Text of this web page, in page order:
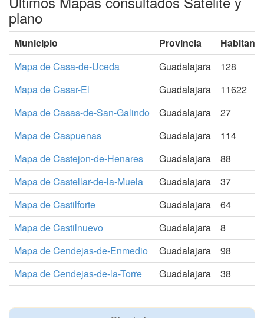
plano
Municipio Provincia
Mapa de Casa-de-Uceda
Guadalajara
128
Mapa de Casar-El
Guadalajara
11622
Mapa de Casas-de-San-Galindo
Guadalajara
27
Mapa de Caspuenas
Guadalajara
114
Mapa de Castejon-de-Henares
Guadalajara
88
Mapa de Castellar-de-la-Muela
Guadalajara
37
Mapa de Castilforte
Guadalajara
64
Mapa de Castilnuevo
Guadalajara
8
Mapa de Cendejas-de-Enmedio
Guadalajara
98
Mapa de Cendejas-de-la-Torre
Guadalajara 38